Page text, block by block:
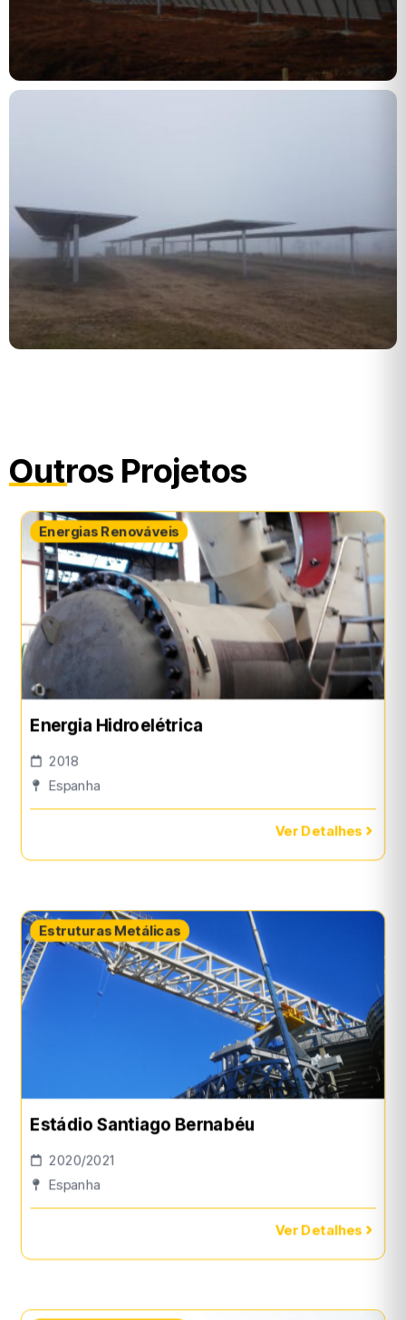
Outros Projetos
Energias Renováveis
Energia Hidroelétrica
2018
Espanha
Ver Detalhes
Estruturas Metálicas
Estádio Santiago Bernabéu
2020/2021
Espanha
Ver Detalhes